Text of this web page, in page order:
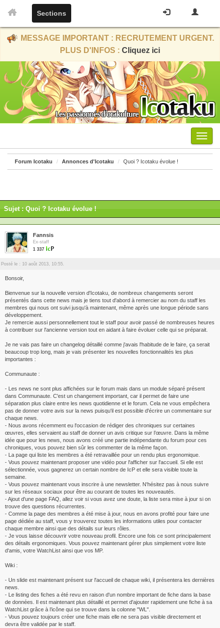
Sections
MESSAGE IMPORTANT : RECRUTEMENT URGENT.
PLUS D'INFOS : Cliquez ici
Menu
Forum Icotaku Annonces d'Icotaku Quoi ? Icotaku évolue !
Sujet : Quoi ? Icotaku évolue !
Fannsis
Ex-staff
1 337
Posté le : 10 août 2013, 10:55.
Bonsoir,
Bienvenue sur la nouvelle version d'Icotaku, de nombreux changements seront
présentés dans cette news mais je tiens tout d'abord à remercier au nom du staff les
membres qui nous ont suivi jusqu'à maintenant, même après une longue période sans
développement.
Je remercie aussi personnellement tout le staff pour avoir passé de nombreuses heures
à contribuer sur l'ancienne version tout en aidant à faire évoluer celle qui se préparait.
Je ne vais pas faire un changelog détaillé comme j'avais l'habitude de le faire, ça serait
beaucoup trop long, mais je vais présenter les nouvelles fonctionnalités les plus
importantes :
Communaute :
- Les news ne sont plus affichées sur le forum mais dans un module séparé présent
dans Communaute. C'est un changement important, car il permet de faire une
séparation plus claire entre les news quotidienne et le forum. Cela ne vous empêchera
pas de donner votre avis sur la news puisqu'il est possible d'écrire un commentaire sur
chaque news.
- Nous avons récemment eu l'occasion de rédiger des chroniques sur certaines
œuvres, elles servaient au staff de donner un avis critique sur l’œuvre. Dans la même
idée que pour les news, nous avons créé une partie indépendante du forum pour ces
chroniques, vous pouvez bien sûr les commenter de la même façon.
- La page qui liste les membres a été retravaillée pour un rendu plus ergonomique.
- Vous pouvez maintenant proposer une vidéo pour l'afficher sur l'accueil. Si elle est
sélectionnée, vous gagnerez un certain nombre de IcP et elle sera visible toute la
semaine.
- Vous pouvez maintenant vous inscrire à une newsletter. N'hésitez pas à nous suivre
sur les réseaux sociaux pour être au courant de toutes les nouveautés.
- Ajout d'une page FAQ, allez voir si vous avez une doute, la liste sera mise à jour si on
trouve des questions récurrentes.
- Comme la page des membres a été mise à jour, nous en avons profité pour faire une
page dédiée au staff, vous y trouverez toutes les informations utiles pour contacter
chaque membre ainsi que des détails sur leurs rôles.
- Je vous laisse découvrir votre nouveau profil. Encore une fois ce sont principalement
des détails ergonomiques. Vous pouvez maintenant gérer plus simplement votre liste
d'amis, votre WatchList ainsi que vos MP.
Wiki :
- Un slide est maintenant présent sur l'accueil de chaque wiki, il présentera les dernières
news.
- Le listing des fiches a été revu en raison d'un nombre important de fiche dans la base
de données. Il est maintenant plus détaillé et permet d'ajouter rapidement une fiche à sa
WatchList grâce à l’icône qui se trouve dans la colonne "WL".
- Vous pouvez toujours créer une fiche mais elle ne sera pas visible directement et
devra être validée par le staff.